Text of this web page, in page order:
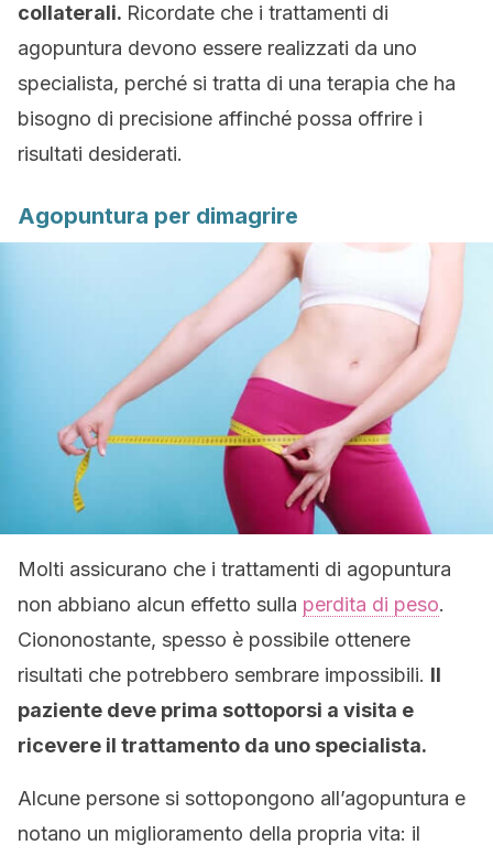
collaterali. Ricordate che i trattamenti di
agopuntura devono essere realizzati da uno
specialista, perché si tratta di una terapia che ha
bisogno di precisione affinché possa offrire i
risultati desiderati.
Agopuntura per dimagrire
Molti assicurano che i trattamenti di agopuntura
non abbiano alcun effetto sulla perdita di peso.
Ciononostante, spesso è possibile ottenere
risultati che potrebbero sembrare impossibili. Il
paziente deve prima sottoporsi a visita e
ricevere il trattamento da uno specialista.
Alcune persone si sottopongono all’agopuntura e
notano un miglioramento della propria vita: il